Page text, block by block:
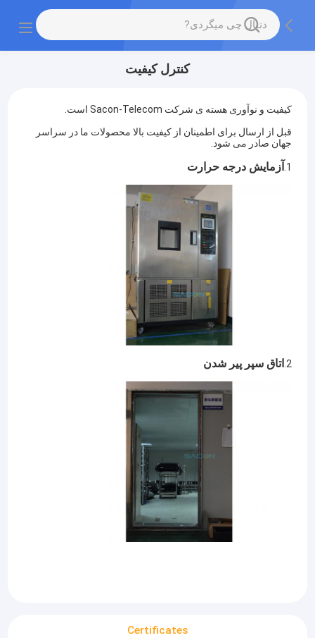
کنترل کیفیت
کیفیت و نوآوری هسته ی شرکت Sacon-Telecom است.
قبل از ارسال برای اطمینان از کیفیت بالا محصولات ما در سراسر
جهان صادر می شود.
1. آزمایش درجه حرارت
2. اتاق سپر پير شدن
Certificates